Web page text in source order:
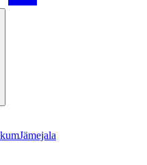
Jämejala